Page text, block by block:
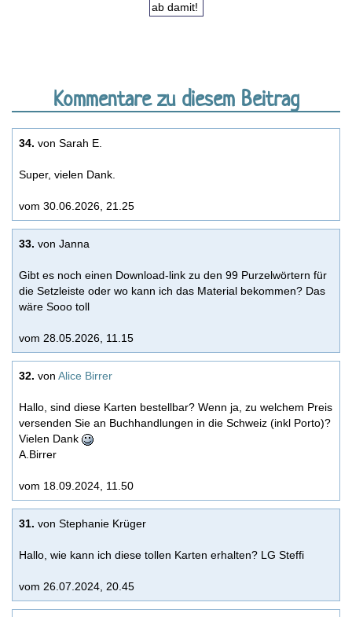
Kommentare zu diesem Beitrag
34. von Sarah E.
Super, vielen Dank.
vom 30.06.2026, 21.25
33. von Janna
Gibt es noch einen Download-link zu den 99 Purzelwörtern für
die Setzleiste oder wo kann ich das Material bekommen? Das
wäre Sooo toll
vom 28.05.2026, 11.15
32. von Alice Birrer
Hallo, sind diese Karten bestellbar? Wenn ja, zu welchem Preis
versenden Sie an Buchhandlungen in die Schweiz (inkl Porto)?
Vielen Dank
A.Birrer
vom 18.09.2024, 11.50
31. von Stephanie Krüger
Hallo, wie kann ich diese tollen Karten erhalten? LG Steffi
vom 26.07.2024, 20.45